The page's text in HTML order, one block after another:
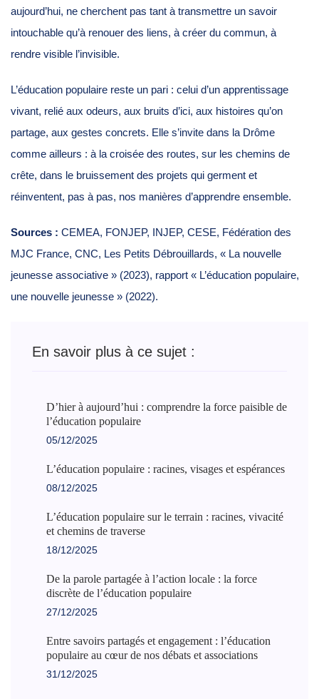
aujourd’hui, ne cherchent pas tant à transmettre un savoir
intouchable qu’à renouer des liens, à créer du commun, à
rendre visible l’invisible.
L’éducation populaire reste un pari : celui d’un apprentissage
vivant, relié aux odeurs, aux bruits d’ici, aux histoires qu’on
partage, aux gestes concrets. Elle s’invite dans la Drôme
comme ailleurs : à la croisée des routes, sur les chemins de
crête, dans le bruissement des projets qui germent et
réinventent, pas à pas, nos manières d’apprendre ensemble.
Sources : CEMEA, FONJEP, INJEP, CESE, Fédération des
MJC France, CNC, Les Petits Débrouillards, « La nouvelle
jeunesse associative » (2023), rapport « L’éducation populaire,
une nouvelle jeunesse » (2022).
En savoir plus à ce sujet :
D’hier à aujourd’hui : comprendre la force paisible de
l’éducation populaire
05/12/2025
L’éducation populaire : racines, visages et espérances
08/12/2025
L’éducation populaire sur le terrain : racines, vivacité
et chemins de traverse
18/12/2025
De la parole partagée à l’action locale : la force
discrète de l’éducation populaire
27/12/2025
Entre savoirs partagés et engagement : l’éducation
populaire au cœur de nos débats et associations
31/12/2025